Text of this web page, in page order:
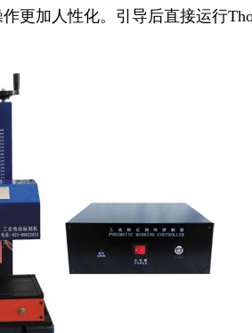
更加人性化。引导后直接运行